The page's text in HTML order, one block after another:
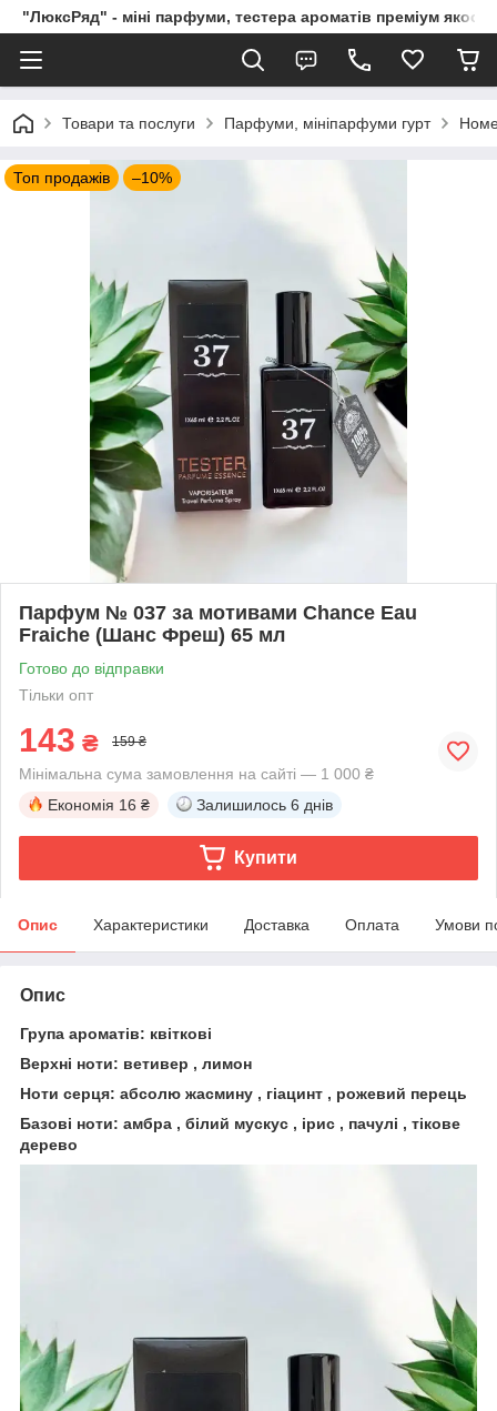
"ЛюксРяд" - міні парфуми, тестера ароматів преміум
Товари та послуги Парфуми, мініпарфуми гурт
Топ продажів –10%
Парфум № 037 за мотивами Chance Eau
Fraiche (Шанс Фреш) 65 мл
Готово до відправки
Тільки опт
143 ₴ 159 ₴
Мінімальна сума замовлення на сайті — 1 000 ₴
Економія 16 ₴ Залишилось 6 днів
Купити
Опис Характеристики Доставка Оплата Умови
Опис
Група ароматів: квіткові
Верхні ноти: ветивер , лимон
Ноти серця: абсолю жасмину , гіацинт , рожевий перець
Базові ноти: амбра , білий мускус , ірис , пачулі , тікове
дерево